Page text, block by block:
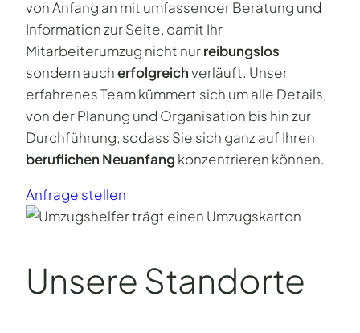
von Anfang an mit umfassender Beratung und
Information zur Seite, damit Ihr
Mitarbeiterumzug nicht nurreibungslos
sondern aucherfolgreichverläuft. Unser
erfahrenes Team kümmert sich um alle Details,
von der Planung und Organisation bis hin zur
Durchführung, sodass Sie sich ganz auf Ihren
beruflichen Neuanfang konzentrieren können.
Anfrage stellen
Unsere Standorte